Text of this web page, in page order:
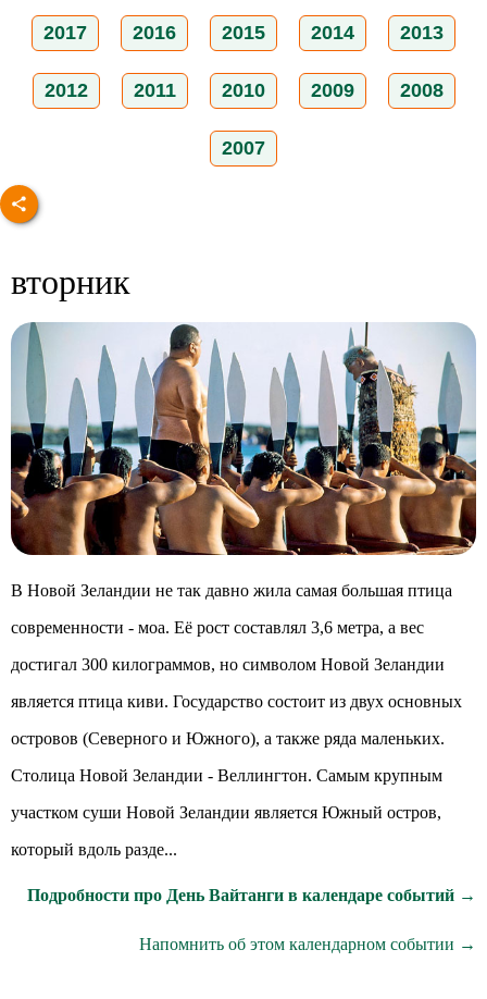
2017 2016 2015 2014 2013
2012 2011 2010 2009 2008
2007
вторник
В Новой Зеландии не так давно жила самая большая птица
современности - моа. Её рост составлял 3,6 метра, а вес
достигал 300 килограммов, но символом Новой Зеландии
является птица киви. Государство состоит из двух основных
островов (Северного и Южного), а также ряда маленьких.
Столица Новой Зеландии - Веллингтон. Самым крупным
участком суши Новой Зеландии является Южный остров,
который вдоль разде...
Подробности про День Вайтанги в календаре событий →
Напомнить об этом календарном событии →